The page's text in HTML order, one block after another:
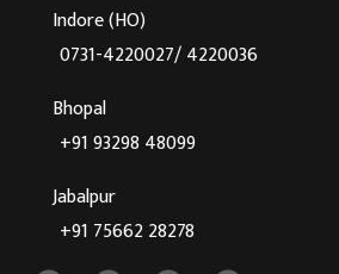
Indore (HO)
0731-4220027/ 4220036
Bhopal
+91 93298 48099
Jabalpur
+91 75662 28278